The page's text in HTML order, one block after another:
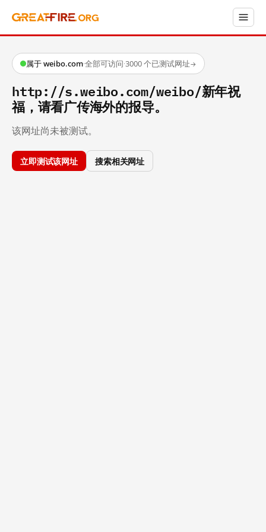
属于 weibo.com·全部可访问·3000 个已测试网址→
http://s.weibo.com/weibo/新年祝
福，请看广传海外的报导。
该网址尚未被测试。
立即测试该网址 搜索相关网址